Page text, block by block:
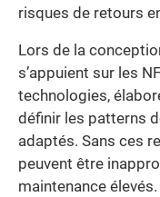
risques de retours
Lors de la
s’appuient sur les
technologies,
définir les patterns
adaptés. Sans ces
peuvent être
maintenance élevés.